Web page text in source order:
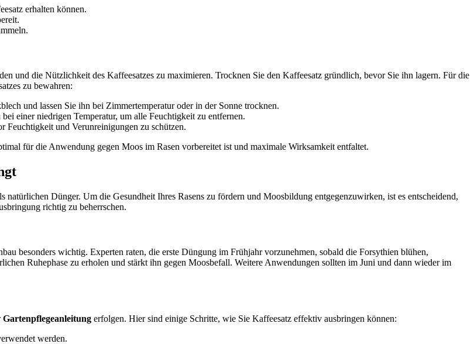
erhalten können.
und die Nützlichkeit des Kaffeesatzes zu maximieren. Trocknen Sie den Kaffeesatz gründlich, bevor Sie ihn lagern. Für die
zu bewahren:
und lassen Sie ihn bei Zimmertemperatur oder in der Sonne trocknen.
einer niedrigen Temperatur, um alle Feuchtigkeit zu entfernen.
Feuchtigkeit und Verunreinigungen zu schützen.
für die Anwendung gegen Moos im Rasen vorbereitet ist und maximale Wirksamkeit entfaltet.
natürlichen Dünger. Um die Gesundheit Ihres Rasens zu fördern und Moosbildung entgegenzuwirken, ist es entscheidend,
richtig zu beherrschen.
besonders wichtig. Experten raten, die erste Düngung im Frühjahr vorzunehmen, sobald die Forsythien blühen,
Ruhephase zu erholen und stärkt ihn gegen Moosbefall. Weitere Anwendungen sollten im Juni und dann wieder im
Gartenpflegeanleitung erfolgen. Hier sind einige Schritte, wie Sie Kaffeesatz effektiv ausbringen können:
werden.